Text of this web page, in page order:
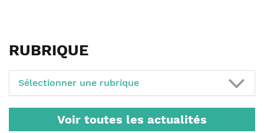
RUBRIQUE
Sélectionner une rubrique
Voir toutes les actualités